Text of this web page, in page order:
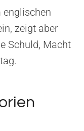
englischen
zeigt aber
Schuld, Macht